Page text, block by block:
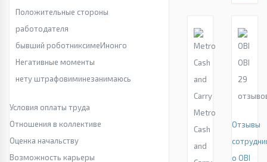
Положительные стороны
работодателя
бывший роботниксимеИнонго
Негативные моменты
нету штрафовиминезанимаюсь
Условия оплаты труда
Отношения в коллективе
Оценка начальству
Возможность карьеры
Metro
Cash
and
OBI
29
Отзывы
о OBI